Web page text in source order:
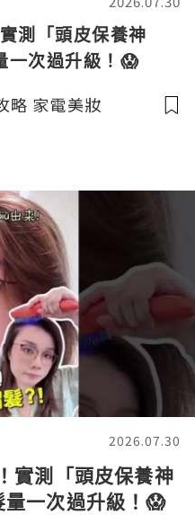
測「頭皮保養神
一次過升級！😱
略 家電美妝
2026.07.30
實測「頭皮保養神
一次過升級！😱